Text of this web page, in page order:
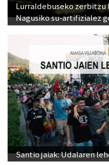
Lurraldebuseko zerbitzu
Nagusiko su-artifizialez
Santio jaiak: Udalaren